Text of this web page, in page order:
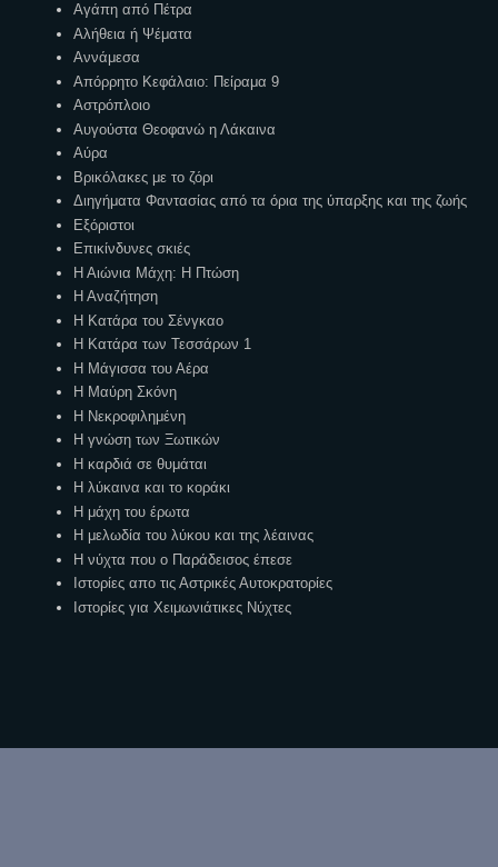
Αγάπη από Πέτρα
Αλήθεια ή Ψέματα
Αννάμεσα
Απόρρητο Κεφάλαιο: Πείραμα 9
Αστρόπλοιο
Αυγούστα Θεοφανώ η Λάκαινα
Αύρα
Βρικόλακες με το ζόρι
Διηγήματα Φαντασίας από τα όρια της ύπαρξης και της ζωής
Εξόριστοι
Επικίνδυνες σκιές
Η Αιώνια Μάχη: Η Πτώση
Η Αναζήτηση
Η Κατάρα του Σένγκαο
Η Κατάρα των Τεσσάρων 1
Η Μάγισσα του Αέρα
Η Μαύρη Σκόνη
Η Νεκροφιλημένη
Η γνώση των Ξωτικών
Η καρδιά σε θυμάται
Η λύκαινα και το κοράκι
Η μάχη του έρωτα
Η μελωδία του λύκου και της λέαινας
Η νύχτα που ο Παράδεισος έπεσε
Ιστορίες απο τις Αστρικές Αυτοκρατορίες
Ιστορίες για Χειμωνιάτικες Νύχτες